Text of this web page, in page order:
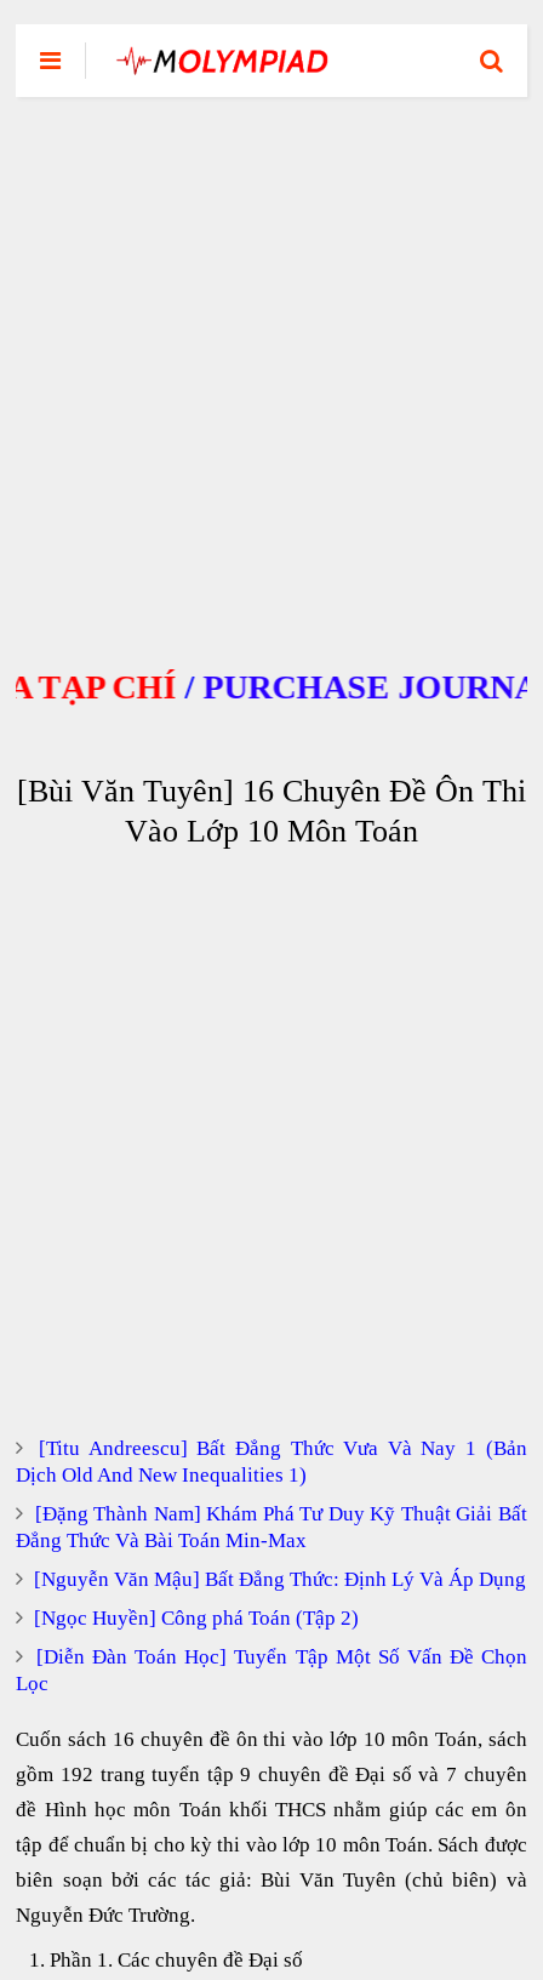
CHÍ/PURCHASE JOURNALS
[Bùi Văn Tuyên] 16 Chuyên Đề Ôn Thi
Vào Lớp 10 Môn Toán
[Titu Andreescu] Bất Đẳng Thức Vưa Và Nay 1 (Bản
Dịch Old And New Inequalities 1)
[Đặng Thành Nam] Khám Phá Tư Duy Kỹ Thuật Giải Bất
Đẳng Thức Và Bài Toán Min-Max
[Nguyễn Văn Mậu] Bất Đẳng Thức: Định Lý Và Áp Dụng
[Ngọc Huyền] Công phá Toán (Tập 2)
[Diễn Đàn Toán Học] Tuyển Tập Một Số Vấn Đề Chọn
Lọc
Cuốn sách 16 chuyên đề ôn thi vào lớp 10 môn Toán, sách
gồm 192 trang tuyển tập 9 chuyên đề Đại số và 7 chuyên
đề Hình học môn Toán khối THCS nhằm giúp các em ôn
tập để chuẩn bị cho kỳ thi vào lớp 10 môn Toán. Sách được
biên soạn bởi các tác giả: Bùi Văn Tuyên (chủ biên) và
Nguyễn Đức Trường.
Phần 1. Các chuyên đề Đại số